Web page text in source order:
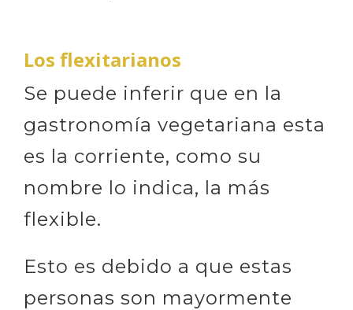
Los flexitarianos
Se puede inferir que en la
gastronomía vegetariana esta
es la corriente, como su
nombre lo indica, la más
flexible.
Esto es debido a que estas
personas son mayormente